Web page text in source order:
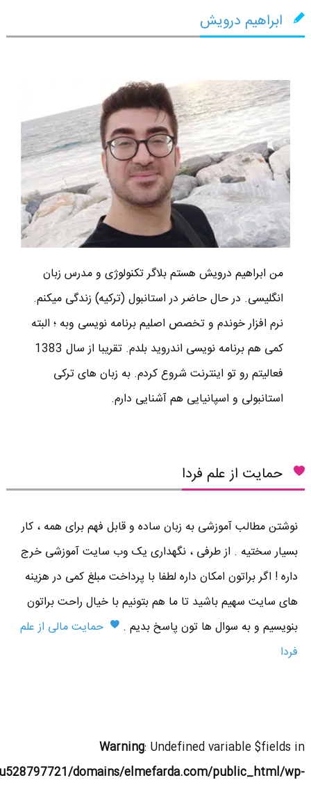
ابراهیم درویش
من ابراهیم درویش هستم بلاگر تکنولوژی و مدرس زبان
انگلیسی. در حال حاضر در استانبول (ترکیه) زندگی میکنم.
نرم افزار خوندم و تخصص اصلیم برنامه نویسی وبه ؛ البته
کمی هم برنامه نویسی اندروید بلدم. تقریبا از سال 1383
فعالیتم رو تو اینترنت شروع کردم. به زبان های ترکی
استانبولی و اسپانیایی هم آشنایی دارم.
حمایت از علم فردا
نوشتن مطالب آموزشی به زبان ساده و قابل فهم برای همه ، کار
بسیار سختیه . از طرفی ، نگهداری یک وب سایت آموزشی خرج
داره ! اگر براتون امکان داره لطفا با پرداخت مبلغ کمی در هزینه
های سایت سهیم باشید تا ما هم بتونیم با خیال راحت براتون
بنویسیم و به سوال ها تون پاسخ بدیم .
حمایت مالی از علم
فردا
Warning: Undefined variable $fields in
domains/elmefarda.com/public_html/wp-